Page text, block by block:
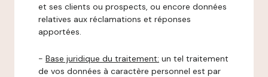
et ses clients ou prospects, ou encore données
relatives aux réclamations et réponses
apportées.
- Base juridique du traitement: un tel traitement
de vos données à caractère personnel est par